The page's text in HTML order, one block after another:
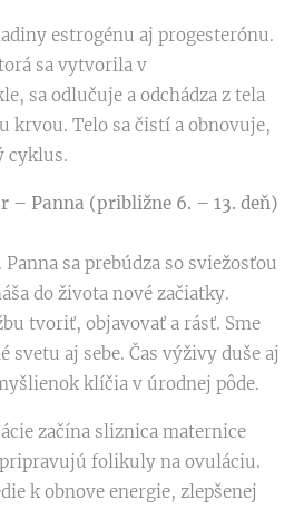
estrogénu aj progesterónu.
sa vytvorila v
sa odlučuje a odchádza z tela
krvou. Telo sa čistí a obnovuje,
cyklus.
– Panna (približne 6. – 13. deň)
sa prebúdza so sviežosťou
do života nové začiatky.
tvoriť, objavovať a rásť. Sme
svetu aj sebe. Čas výživy duše aj
klíčia v úrodnej pôde.
začína sliznica maternice
folikuly na ovuláciu.
k obnove energie, zlepšenej